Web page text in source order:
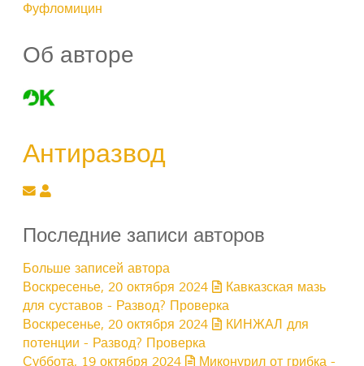
Фуфломицин
Об авторе
Антиразвод
Подписаться на обновление автора
Антиразвод
Последние записи авторов
Больше записей автора
Воскресенье, 20 октября 2024
Кавказская мазь
для суставов - Развод? Проверка
Воскресенье, 20 октября 2024
КИНЖАЛ для
потенции - Развод? Проверка
Суббота, 19 октября 2024
Миконурил от грибка -